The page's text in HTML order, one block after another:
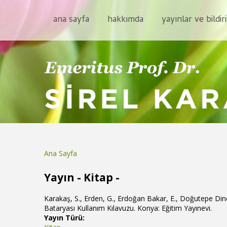
ana sayfa hakkımda yayınlar ve
Ana Sayfa
Yayın - Kitap -
Karakaş, S., Erden, G., Erdoğan Bakar, E., Doğutepe
Bataryası Kullanım Kılavuzu. Konya: Eğitim Yayınevi.
Yayın Türü: